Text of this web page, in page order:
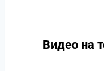
Видео на